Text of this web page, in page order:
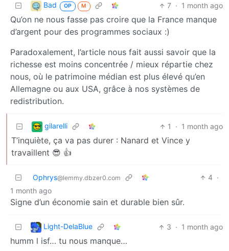
Bad OP M 7 · 1 month ago
Qu’on ne nous fasse pas croire que la France manque
d’argent pour des programmes sociaux :)
Paradoxalement, l’article nous fait aussi savoir que la
richesse est moins concentrée / mieux répartie chez
nous, où le patrimoine médian est plus élevé qu’en
Allemagne ou aux USA, grâce à nos systèmes de
redistribution.
gilarelli 1 · 1 month ago
T’inquiète, ça va pas durer : Nanard et Vince y
travaillent 😎 👍
Ophrys@lemmy.dbzer0.com 4 ·
1 month ago
Signe d’un économie sain et durable bien sûr.
Light-DelaBlue 3 · 1 month ago
humm l isf… tu nous manque…